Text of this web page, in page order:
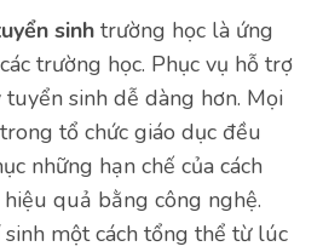
sinh trường học là ứng
trường học. Phục vụ hỗ trợ
sinh dễ dàng hơn. Mọi
tổ chức giáo dục đều
những hạn chế của cách
quả bằng công nghệ.
một cách tổng thể từ lúc